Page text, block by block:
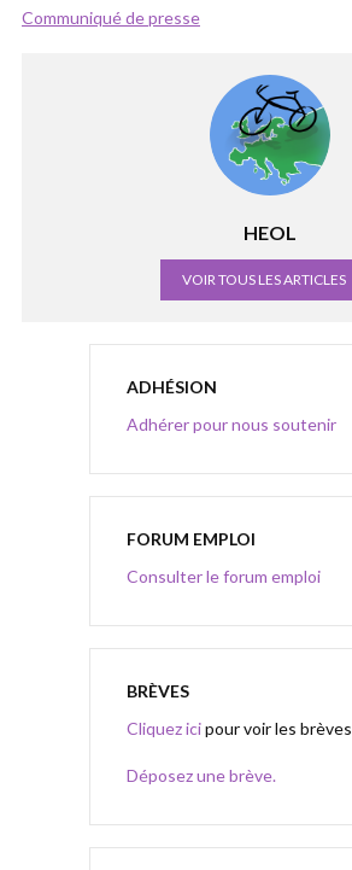
Communiqué de presse
HEOL
VOIR TOUS LES ARTICLES
ADHÉSION
Adhérer pour nous soutenir
FORUM EMPLOI
Consulter le forum emploi
BRÈVES
Cliquez icipour voir les brèves
Déposez une brève.